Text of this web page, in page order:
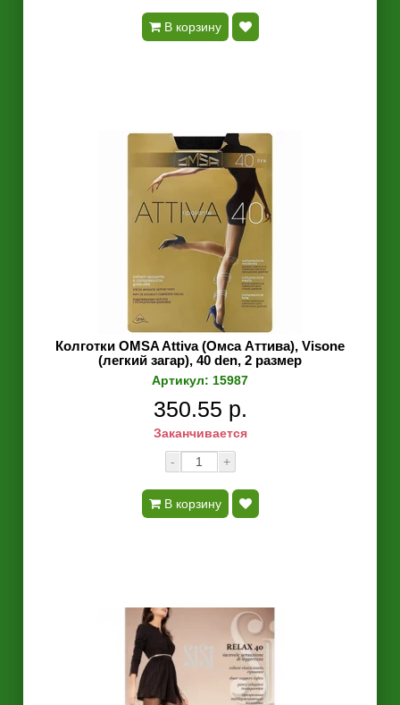
В корзину
Колготки OMSA Attiva (Омса Аттива), Visone
(легкий загар), 40 den, 2 размер
Артикул: 15987
350.55 р.
Заканчивается
-
+
В корзину